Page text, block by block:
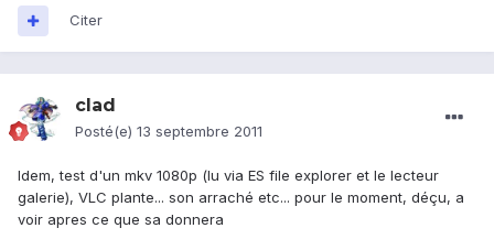
Citer
clad
Posté(e) 13 septembre 2011
Idem, test d'un mkv 1080p (lu via ES file explorer et le lecteur
galerie), VLC plante... son arraché etc... pour le moment, déçu, a
voir apres ce que sa donnera